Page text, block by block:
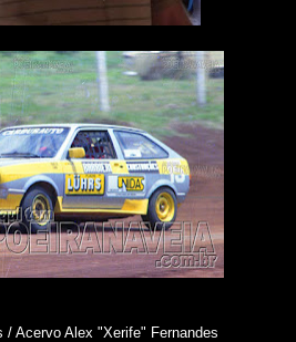
/ Acervo Alex "Xerife" Fernandes